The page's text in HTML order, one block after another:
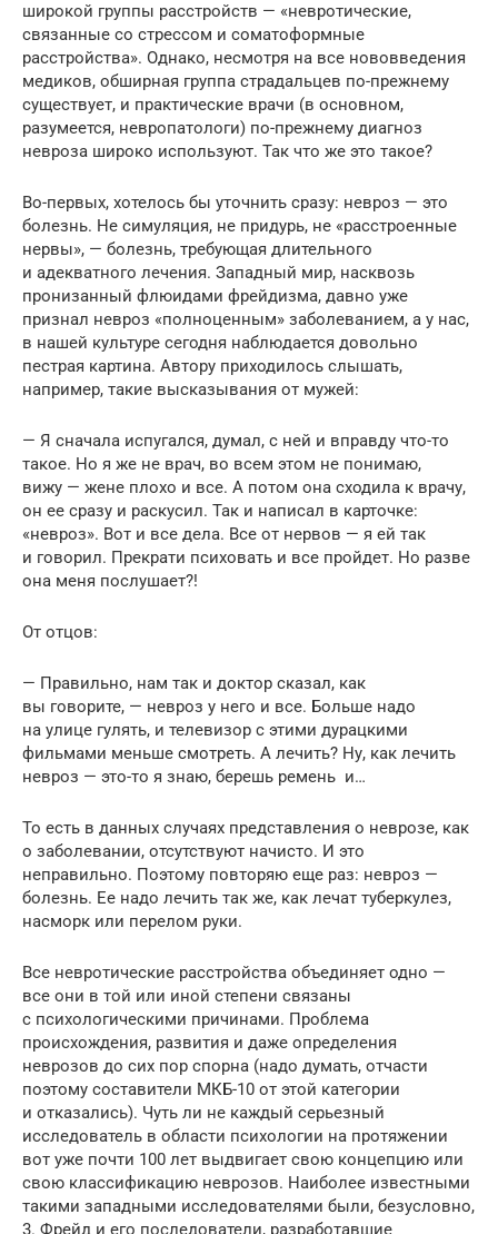
широкой группы расстройств — «невротические,
связанные со стрессом и соматоформные
расстройства». Однако, несмотря на все нововведения
медиков, обширная группа страдальцев по-прежнему
существует, и практические врачи (в основном,
разумеется, невропатологи) по-прежнему диагноз
невроза широко используют. Так что же это такое?
Во-первых, хотелось бы уточнить сразу: невроз — это
болезнь. Не симуляция, не придурь, не «расстроенные
нервы», — болезнь, требующая длительного
и адекватного лечения. Западный мир, насквозь
пронизанный флюидами фрейдизма, давно уже
признал невроз «полноценным» заболеванием, а у нас,
в нашей культуре сегодня наблюдается довольно
пестрая картина. Автору приходилось слышать,
например, такие высказывания от мужей:
— Я сначала испугался, думал, с ней и вправду что-то
такое. Но я же не врач, во всем этом не понимаю,
вижу — жене плохо и все. А потом она сходила к врачу,
он ее сразу и раскусил. Так и написал в карточке:
«невроз». Вот и все дела. Все от нервов — я ей так
и говорил. Прекрати психовать и все пройдет. Но разве
она меня послушает?!
От отцов:
— Правильно, нам так и доктор сказал, как
вы говорите, — невроз у него и все. Больше надо
на улице гулять, и телевизор с этими дурацкими
фильмами меньше смотреть. А лечить? Ну, как лечить
невроз — это-то я знаю, берешь ремень и…
То есть в данных случаях представления о неврозе, как
о заболевании, отсутствуют начисто. И это
неправильно. Поэтому повторяю еще раз: невроз —
болезнь. Ее надо лечить так же, как лечат туберкулез,
насморк или перелом руки.
Все невротические расстройства объединяет одно —
все они в той или иной степени связаны
с психологическими причинами. Проблема
происхождения, развития и даже определения
неврозов до сих пор спорна (надо думать, отчасти
поэтому составители МКБ-10 от этой категории
и отказались). Чуть ли не каждый серьезный
исследователь в области психологии на протяжении
вот уже почти 100 лет выдвигает свою концепцию или
свою классификацию неврозов. Наиболее известными
такими западными исследователями были, безусловно,
3. Фрейд и его последователи, разработавшие